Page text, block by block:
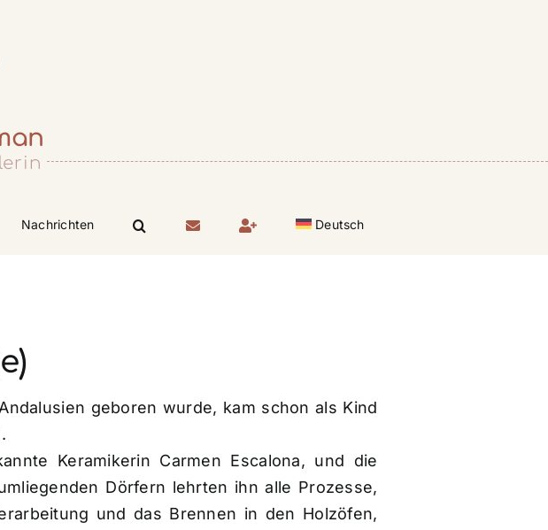
Nachrichten Deutsch
geboren wurde, kam schon als Kind
Keramikerin Carmen Escalona, und die
Dörfern lehrten ihn alle Prozesse,
und das Brennen in den Holzöfen,